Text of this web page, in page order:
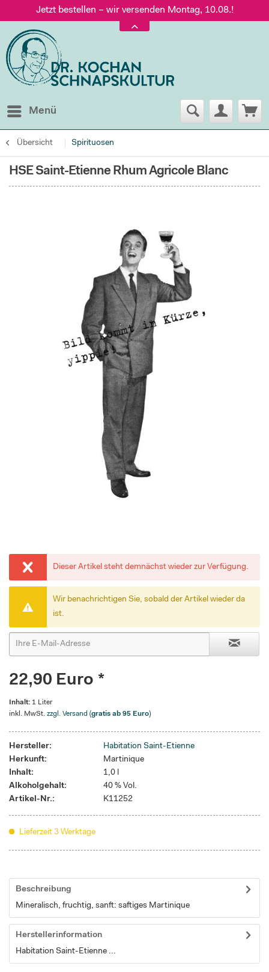
Jetzt bestellen – wir versenden Montag, 10.08.!
Versand nur 5,60 €, gratis ab 95 € Warenwert
Jetzt bestellen – wir versenden Montag, 10.08.!
Menü
Übersicht Spirituosen
HSE Saint-Etienne Rhum Agricole Blanc
Dieser Artikel steht demnächst wieder zur Verfügung.
Wir benachrichtigen Sie, sobald der Artikel wieder da
ist.
22,90 Euro *
Inhalt: 1 Liter
inkl. MwSt. zzgl. Versand (gratis ab 95 Euro)
Hersteller:
Habitation Saint-Etienne
Herkunft:
Martinique
Inhalt:
1,0 l
Alkoholgehalt:
40 % Vol.
Artikel-Nr.:
K11252
Lieferzeit 3 Werktage
Beschreibung
Mineralisch, fruchtig, sanft: saftiges Martinique
Herstellerinformation
Habitation Saint-Etienne ...